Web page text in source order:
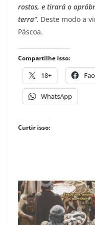
rostos, e tirará o
terra”. Deste modo a
Páscoa.
Compartilhe isso:
18+
WhatsApp
Curtir isso: